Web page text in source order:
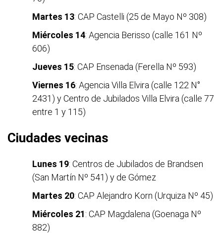
Martes 13: CAP Castelli (25 de Mayo Nº 308)
Miércoles 14: Agencia Berisso (calle 161 Nº
606)
Jueves 15: CAP Ensenada (Ferella Nº 593)
Viernes 16: Agencia Villa Elvira (calle 122 N°
2431) y Centro de Jubilados Villa Elvira (calle 77
entre 1 y 115)
Ciudades vecinas
Lunes 19: Centros de Jubilados de Brandsen
(San Martín Nº 541) y de Gómez
Martes 20: CAP Alejandro Korn (Urquiza Nº 45)
Miércoles 21: CAP Magdalena (Goenaga Nº
882)